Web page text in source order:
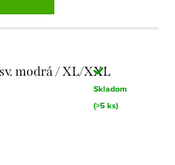
modrá / XL/XXL
Skladom
(>5 ks)